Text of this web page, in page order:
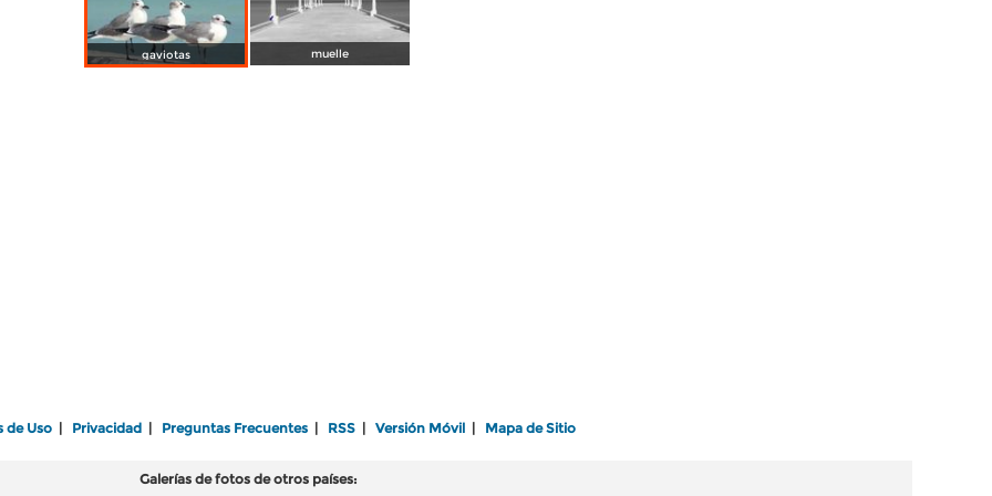
gaviotas muelle
de Uso Privacidad Preguntas Frecuentes RSS Versión Móvil Mapa de Sitio
Galerías de fotos de otros países: